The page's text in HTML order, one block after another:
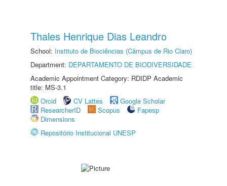
Thales Henrique Dias Leandro
School: Instituto de Biociências (Câmpus de Rio Claro)
Department: DEPARTAMENTO DE BIODIVERSIDADE
Academic Appointment Category: RDIDP Academic
title: MS-3.1
Orcid
CV Lattes
Google Scholar
ResearcherID
Scopus
Fapesp
Dimensions
Repositório Institucional UNESP